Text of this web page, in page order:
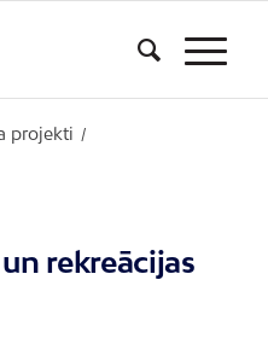
projekti
/
rekreācijas